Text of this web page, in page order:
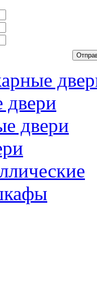
двери
двери